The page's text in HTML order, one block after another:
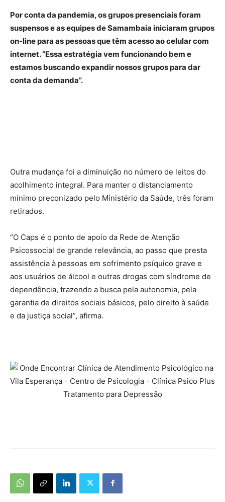
Por conta da pandemia, os grupos presenciais foram
suspensos e as equipes de Samambaia iniciaram grupos
on-line para as pessoas que têm acesso ao celular com
internet. “Essa estratégia vem funcionando bem e
estamos buscando expandir nossos grupos para dar
conta da demanda”.
Outra mudança foi a diminuição no número de leitos do
acolhimento integral. Para manter o distanciamento
mínimo preconizado pelo Ministério da Saúde, três foram
retirados.
“O Caps é o ponto de apoio da Rede de Atenção
Psicossocial de grande relevância, ao passo que presta
assistência à pessoas em sofrimento psíquico grave e
aos usuários de álcool e outras drogas com síndrome de
dependência, trazendo a busca pela autonomia, pela
garantia de direitos sociais básicos, pelo direito à saúde
e da justiça social”, afirma.